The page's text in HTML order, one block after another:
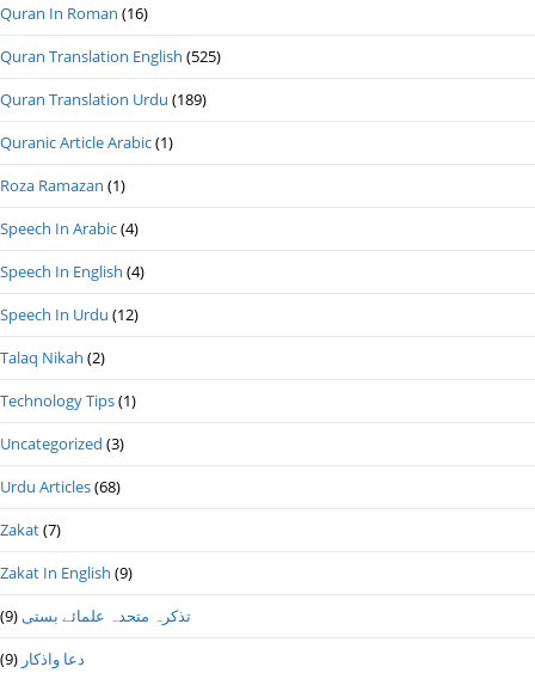
Quran In Roman (16)
Quran Translation English (525)
Quran Translation Urdu (189)
Quranic Article Arabic(1)
Roza Ramazan (1)
Speech In Arabic(4)
Speech In English (4)
Speech In Urdu (12)
Talaq Nikah (2)
Technology Tips(1)
Uncategorized (3)
Urdu Articles(68)
Zakat(7)
Zakat In English (9)
تذكرہ متحدہ علمائے بستى(9)
دعا واذكار (9)